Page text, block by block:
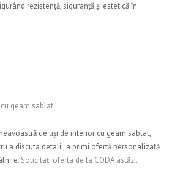
rezistență, siguranță și estetică în
geam sablat
de uși de interior cu geam sablat,
a discuta detalii, a primi ofertă personalizată
Solicitați oferta de la CODA astăzi.